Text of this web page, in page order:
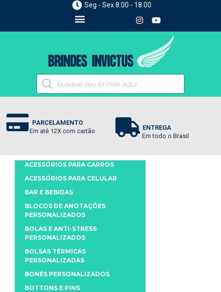
Seg - Sex 8:00 - 18:00
PARCELAMENTO
Em até 12X com cartão
ENTREGA
Em todo o Brasil
ACESSÓRIOS PARA CARROS
ACESSÓRIOS PARA CELULAR
BAR E BEBIDAS
BLOCOS DE ANOTAÇÕES
PERSONALIZADOS
BOLAS E ANTI-STRESS
PERSONALIZADOS
BOLSAS TÉRMICAS
PERSONALIZADAS
BONÉS PERSONALIZADOS
BOTTONS E PINS